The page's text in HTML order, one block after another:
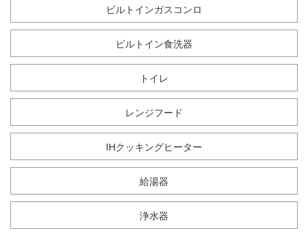
ネ
ト
け
販
は
可。
ビルトインガスコンロ
ビルトイン食洗器
トイレ
レンジフード
IHクッキングヒーター
給湯器
浄水器